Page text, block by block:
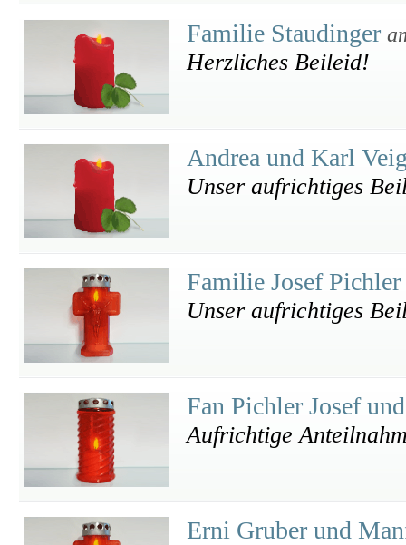
Familie Staudinger
Herzliches Beileid!
Andrea und Karl
Unser aufrichtiges
Familie Josef Pichler
Unser aufrichtiges
Fan Pichler Josef
Aufrichtige
Erni Gruber und